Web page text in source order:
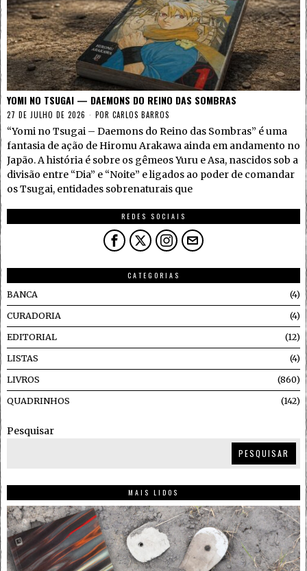
YOMI NO TSUGAI — DAEMONS DO REINO DAS SOMBRAS
27 DE JULHO DE 2026 POR CARLOS BARROS
“Yomi no Tsugai – Daemons do Reino das Sombras” é uma
fantasia de ação de Hiromu Arakawa ainda em andamento no
Japão. A história é sobre os gêmeos Yuru e Asa, nascidos sob a
divisão entre “Dia” e “Noite” e ligados ao poder de comandar
os Tsugai, entidades sobrenaturais que
REDES SOCIAIS
CATEGORIAS
BANCA
4
CURADORIA 4
EDITORIAL 12
LISTAS 4
LIVROS 860
QUADRINHOS 142
Pesquisar
PESQUISAR
MAIS LIDOS